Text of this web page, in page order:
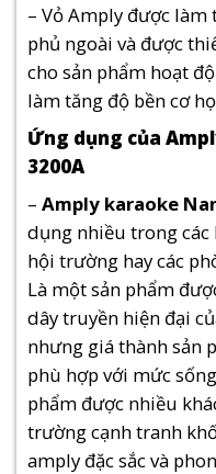
– Vỏ Amply được làm
phủ ngoài và được
cho sản phẩm hoạt
làm tăng độ bền cơ
Ứng dụng của
3200A
– Amply karaoke
dụng nhiều trong các
hội trường hay các
Là một sản phẩm
dây truyền hiện đại
nhưng giá thành sản
phù hợp với mức
phẩm được nhiều
trường cạnh tranh
amply đặc sắc và